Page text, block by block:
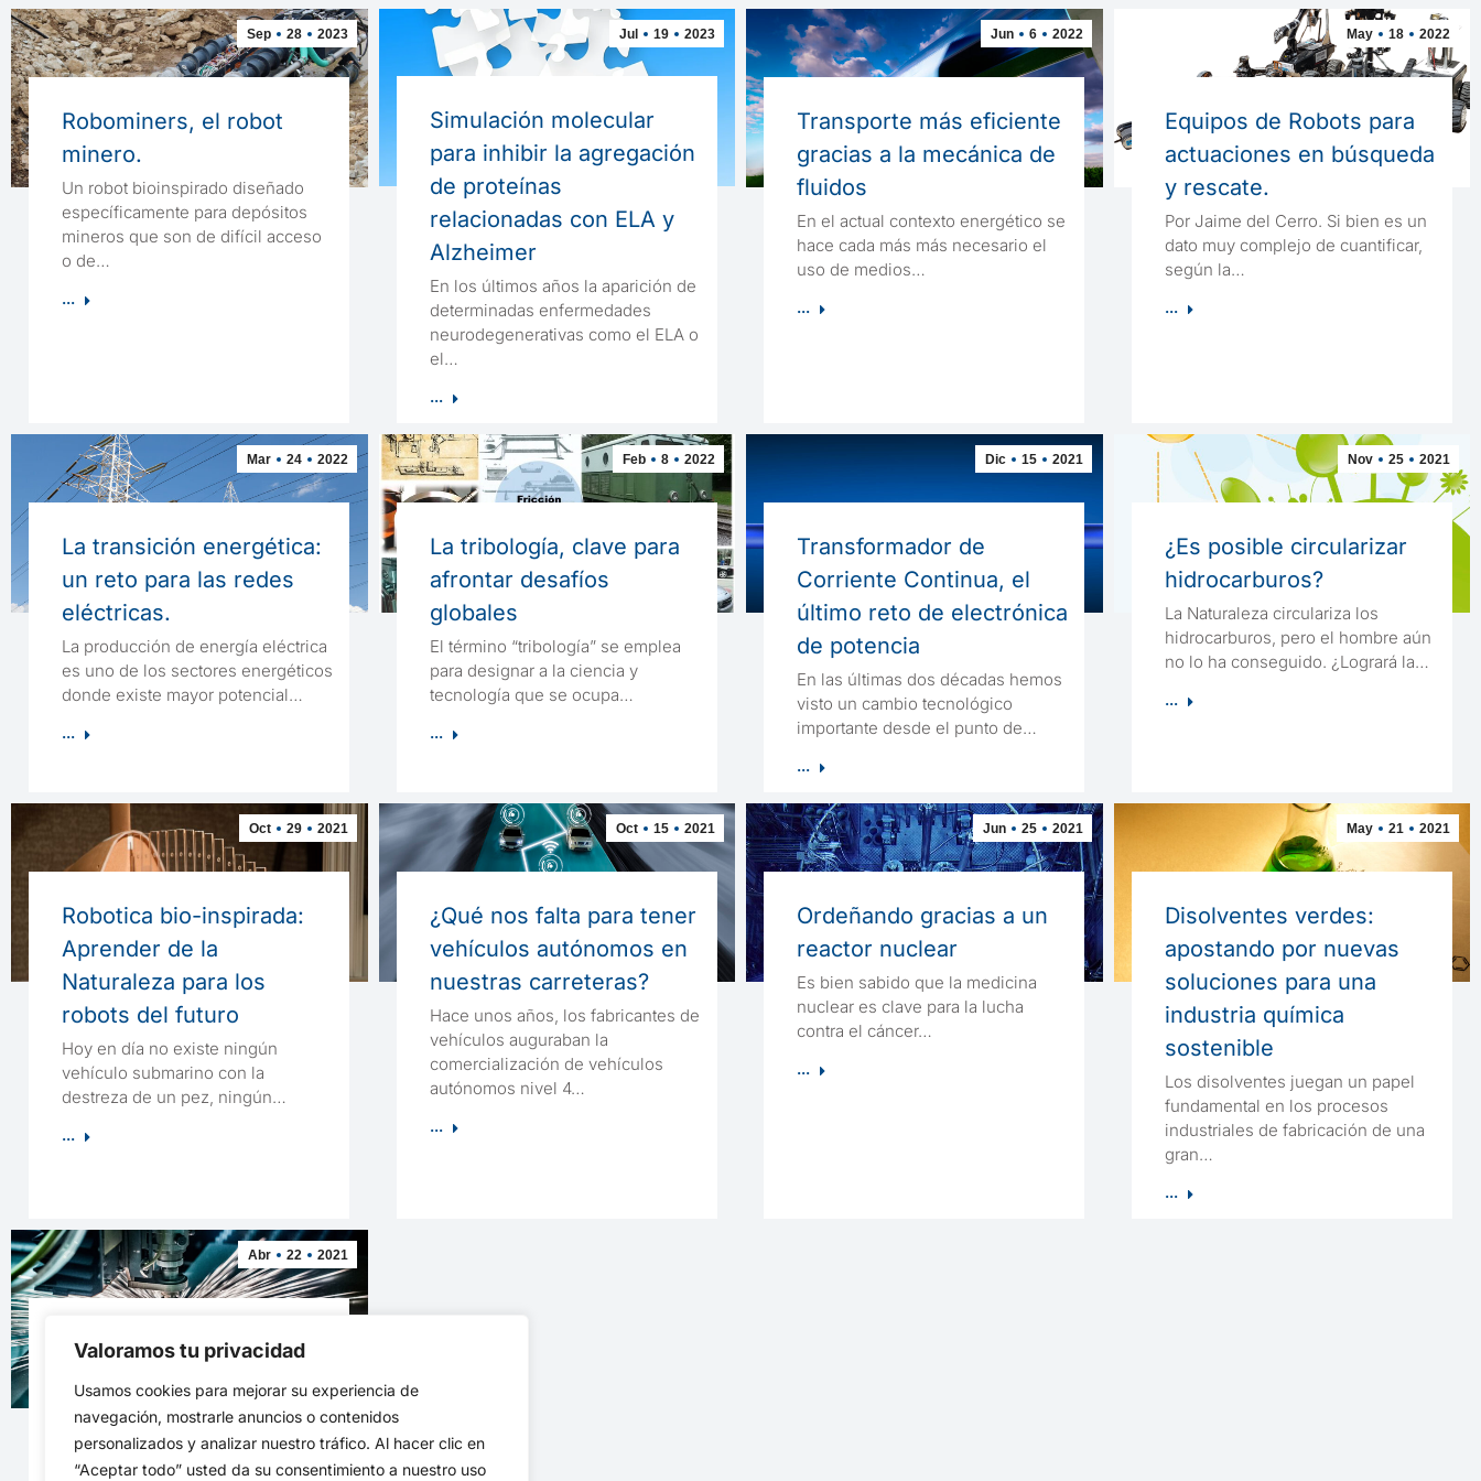
Valoramos tu privacidad
Usamos cookies para mejorar su experiencia de
navegación, mostrarle anuncios o contenidos
personalizados y analizar nuestro tráfico. Al hacer clic en
“Aceptar todo” usted da su consentimiento a nuestro uso
Sep 28 2023
Robominers, el robot
minero.
Un robot bioinspirado diseñado
específicamente para depósitos
mineros que son de difícil acceso
o de…
...
Jul 19 2023
Simulación molecular
para inhibir la agregación
de proteínas
relacionadas con ELA y
Alzheimer
En los últimos años la aparición de
determinadas enfermedades
neurodegenerativas como el ELA o
el…
...
Jun 6 2022
Transporte más eficiente
gracias a la mecánica de
fluidos
En el actual contexto energético se
hace cada más más necesario el
uso de medios…
...
May 18 2022
Equipos de Robots para
actuaciones en búsqueda
y rescate.
Por Jaime del Cerro. Si bien es un
dato muy complejo de cuantificar,
según la…
...
Mar 24 2022
La transición energética:
un reto para las redes
eléctricas.
La producción de energía eléctrica
es uno de los sectores energéticos
donde existe mayor potencial…
...
Feb 8 2022
La tribología, clave para
afrontar desafíos
globales
El término “tribología” se emplea
para designar a la ciencia y
tecnología que se ocupa…
...
Dic 15 2021
Transformador de
Corriente Continua, el
último reto de electrónica
de potencia
En las últimas dos décadas hemos
visto un cambio tecnológico
importante desde el punto de…
...
Nov 25 2021
¿Es posible circularizar
hidrocarburos?
La Naturaleza circulariza los
hidrocarburos, pero el hombre aún
no lo ha conseguido. ¿Logrará la…
...
Oct 29 2021
Robotica bio-inspirada:
Aprender de la
Naturaleza para los
robots del futuro
Hoy en día no existe ningún
vehículo submarino con la
destreza de un pez, ningún…
...
Oct 15 2021
¿Qué nos falta para tener
vehículos autónomos en
nuestras carreteras?
Hace unos años, los fabricantes de
vehículos auguraban la
comercialización de vehículos
autónomos nivel 4…
...
Jun 25 2021
Ordeñando gracias a un
reactor nuclear
Es bien sabido que la medicina
nuclear es clave para la lucha
contra el cáncer…
...
May 21 2021
Disolventes verdes:
apostando por nuevas
soluciones para una
industria química
sostenible
Los disolventes juegan un papel
fundamental en los procesos
industriales de fabricación de una
gran…
...
Abr 22 2021
Láseres, alumbrando la
¿Qué rayos es un láser? Los
láseres son fuentes de luz artificial
con propiedades extraordinarias,…